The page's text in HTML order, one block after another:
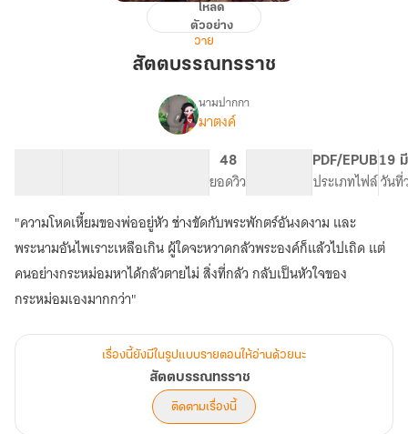
สัตตบรรณ
ทรราช
โหลด
ตัวอย่าง
วาย
สัตตบรรณทรราช
เรื่อง
ทรราช
นามปากกา
มาตงค์
48
ยอดวิว
PDF/EPUB
ประเภทไฟล์
19
วันที่
"ความโหดเหี้ยมของพ่ออยู่หัว ช่างขัดกับพระพักตร์อันงดงาม และ
พระนามอันไพเราะเหลือเกิน ผู้ใดจะหวาดกลัวพระองค์ก็แล้วไปเถิด แต่
คนอย่างกระหม่อมหาได้กลัวตายไม่ สิ่งที่กลัว กลับเป็นหัวใจของ
กระหม่อมเองมากกว่า"
เรื่องนี้ยังมีในรูปแบบรายตอนให้อ่านด้วยนะ
สัตตบรรณทรราช
ติดตามเรื่องนี้